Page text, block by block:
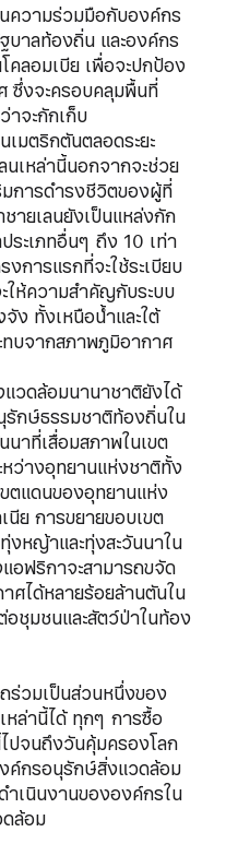
ความร่วมมือกับองค์กร
าลท้องถิ่น และองค์กร
คลอมเบีย เพื่อจะปกป้อง
ซึ่งจะครอบคลุมพื้นที่
าจะกักเก็บ
มตริกตันตลอดระยะ
นเหล่านี้นอกจากจะช่วย
การดำรงชีวิตของผู้ที่
ายเลนยังเป็นแหล่งกัก
ระเภทอื่นๆ ถึง 10 เท่า
การแรกที่จะใช้ระเบียบ
ให้ความสำคัญกับระบบ
ง ทั้งเหนือน้ำและใต้
บจากสภาพภูมิอากาศ
วดล้อมนานาชาติยังได้
กษ์ธรรมชาติท้องถิ่นใน
าที่เสื่อมสภาพในเขต
ว่างอุทยานแห่งชาติทั้ง
ตแดนของอุทยานแห่ง
ย การขยายขอบเขต
งหญ้าและทุ่งสะวันนาใน
อฟริกาจะสามารถขจัด
ศได้หลายร้อยล้านตันใน
อชุมชนและสัตว์ป่าในท้อง
ร่วมเป็นส่วนหนึ่งของ
หล่านี้ได้ ทุกๆ การซื้อ
ปจนถึงวันคุ้มครองโลก
ค์กรอนุรักษ์สิ่งแวดล้อม
เนินงานขององค์กรใน
ล้อม